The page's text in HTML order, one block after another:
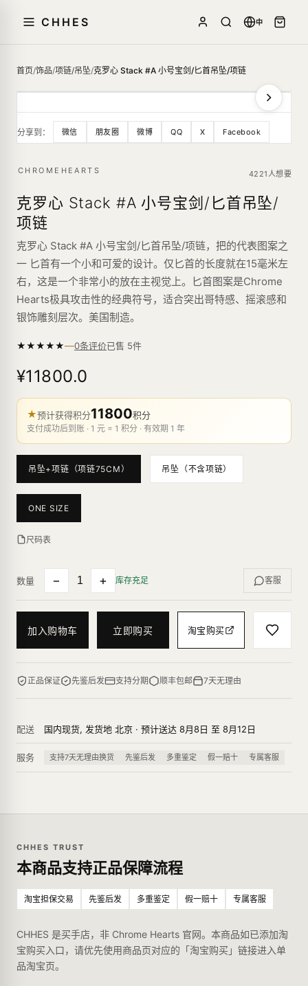
CHHES 中
首页/饰品/项链/吊坠/克罗心 Stack #A 小号宝剑/匕首吊坠/项链
分享到： 微信 朋友圈 微博 QQ X Facebook
CHROMEHEARTS 4221人想要
克罗心 Stack #A 小号宝剑/匕首吊坠/
项链
克罗心 Stack #A 小号宝剑/匕首吊坠/项链，把的代表图案之
一 匕首有一个小和可爱的设计。仅匕首的长度就在15毫米左
右，这是一个非常小的放在主视觉上。匕首图案是Chrome
Hearts极具攻击性的经典符号，适合突出哥特感、摇滚感和
银饰雕刻层次。美国制造。
★★★★★—0条评价已售 5件
¥11800.0
★预计获得积分11800积分
支付成功后到账 · 1 元 = 1 积分 · 有效期 1 年
吊坠+项链（项链75CM） 吊坠（不含项链）
ONE SIZE
尺码表
数量 − + 库存充足 客服
加入购物车 立即购买 淘宝购买
正品保证 先鉴后发 支持分期 顺丰包邮 7天无理由
配送 国内现货, 发货地 北京 · 预计送达 8月8日 至 8月12日
服务 支持7天无理由换货 先鉴后发 多重鉴定 假一赔十 专属客服
CHHES TRUST
本商品支持正品保障流程
淘宝担保交易 先鉴后发 多重鉴定 假一赔十 专属客服
CHHES 是买手店，非 Chrome Hearts 官网。本商品如已添加淘
宝购买入口，请优先使用商品页对应的「淘宝购买」链接进入单
品淘宝页。